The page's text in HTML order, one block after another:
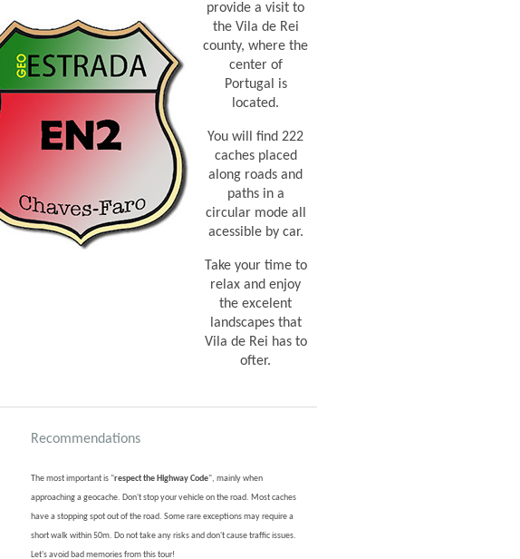
provide a visit to
the Vila de Rei
county, where the
center of
Portugal is
located.
You will find 222
caches placed
along roads and
paths in a
circular mode all
acessible by car.
Take your time to
relax and enjoy
the excelent
landscapes that
Vila de Rei has to
ofter.
Recommendations
The most important is "respect the Highway Code", mainly when
approaching a geocache. Don't stop your vehicle on the road. Most caches
have a stopping spot out of the road. Some rare exceptions may require a
short walk within 50m. Do not take any risks and don't cause traffic issues.
Let's avoid bad memories from this tour!